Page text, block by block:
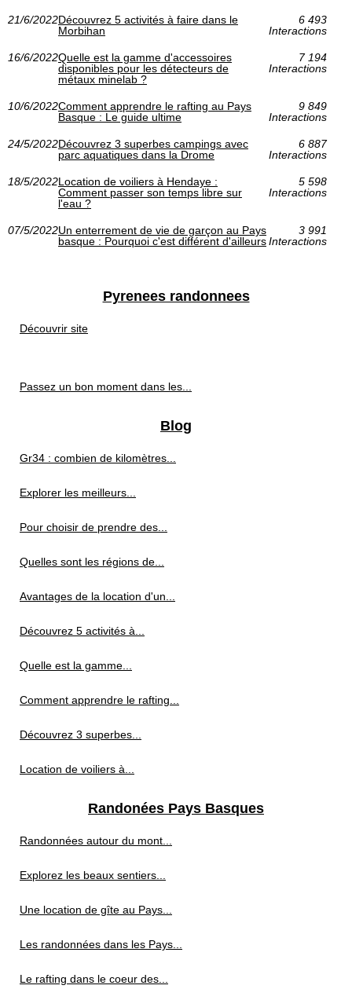
21/6/2022Découvrez 5 activités à faire dans le
Morbihan
6 493
Interactions
16/6/2022Quelle est la gamme d'accessoires
disponibles pour les détecteurs de
métaux minelab ?
7 194
Interactions
10/6/2022Comment apprendre le rafting au Pays
Basque : Le guide ultime
9 849
Interactions
24/5/2022Découvrez 3 superbes campings avec
parc aquatiques dans la Drome
6 887
Interactions
18/5/2022Location de voiliers à Hendaye :
Comment passer son temps libre sur
l'eau ?
5 598
Interactions
07/5/2022Un enterrement de vie de garçon au Pays
basque : Pourquoi c'est différent d'ailleurs
3 991
Interactions
Pyrenees randonnees
Découvrir site
Passez un bon moment dans les...
Blog
Gr34 : combien de kilomètres...
Explorer les meilleurs...
Pour choisir de prendre des...
Quelles sont les régions de...
Avantages de la location d'un...
Découvrez 5 activités à...
Quelle est la gamme...
Comment apprendre le rafting...
Découvrez 3 superbes...
Location de voiliers à...
Randonées Pays Basques
Randonnées autour du mont...
Explorez les beaux sentiers...
Une location de gîte au Pays...
Les randonnées dans les Pays...
Le rafting dans le coeur des...